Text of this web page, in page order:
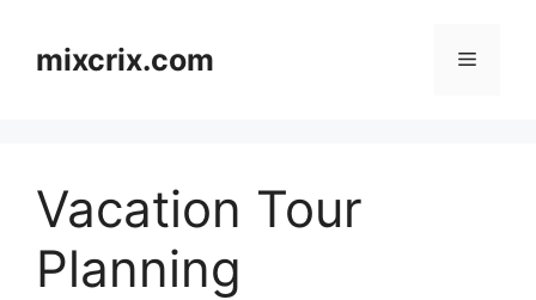
contentmixcrix.com Menu
Vacation Tour
Planning